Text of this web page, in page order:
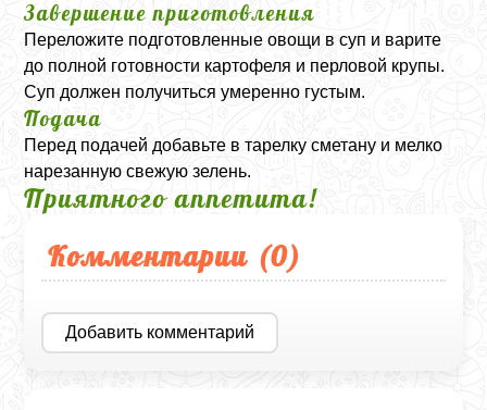
Завершение приготовления
Переложите подготовленные овощи в суп и варите
до полной готовности картофеля и перловой крупы.
Суп должен получиться умеренно густым.
Подача
Перед подачей добавьте в тарелку сметану и мелко
нарезанную свежую зелень.
Приятного аппетита!
Комментарии (0)
Добавить комментарий